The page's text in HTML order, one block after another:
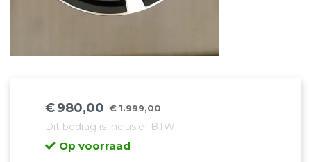
€1.999,00
Oorspronkelijke
prijs
was:
€980,00
Huidige
prijs
is:
Dit bedrag is inclusief BTW
Op voorraad